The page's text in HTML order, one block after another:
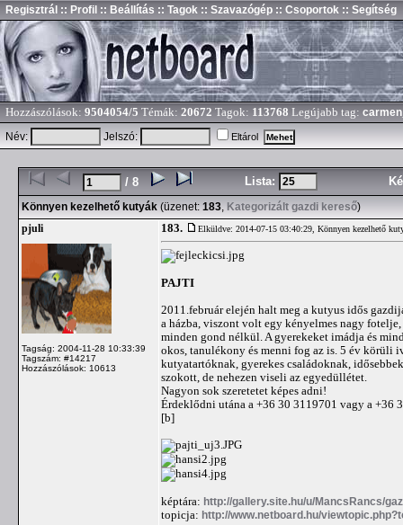
Regisztrál :: Profil :: Beállítás :: Tagok :: Szavazógép :: Csoportok :: Segítség
Hozzászólások: 9504054/5 Témák: 20672 Tagok: 113768 Legújabb tag:
Név:
Jelszó: Eltárol
/ 8 Lista:
Könnyen kezelhető kutyák (üzenet: 183, Kategorizált gazdi kereső)
pjuli
Tagság: 2004-11-28 10:33:39
Tagszám: #14217
Hozzászólások: 10613
183. Elküldve: 2014-07-15 03:40:29, Könnyen kezelhető
PAJTI
2011.február elején halt meg a kutyus idős
a házba, viszont volt egy kényelmes nagy
minden gond nélkül. A gyerekeket imádja és
okos, tanulékony és menni fog az is. 5 év
kutyatartóknak, gyerekes családoknak,
szokott, de nehezen viseli az egyedüllétet.
Nagyon sok szeretetet képes adni!
Érdeklődni utána a +36 30 3119701 vagy a +36
[b]
képtára: http://gallery.site.hu/u/MancsRancs/
topicja: http://www.netboard.hu/